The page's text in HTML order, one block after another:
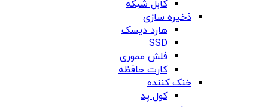
کابل شبکه
ذخیره سازی
هارد دیسک
SSD
فلش مموری
کارت حافظه
خنک کننده
کول پد